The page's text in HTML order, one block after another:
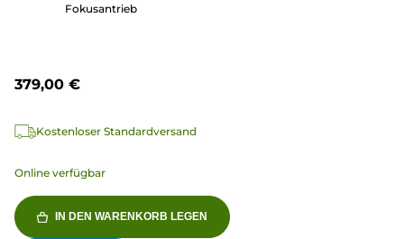
Fokusantrieb
379,00 €
Kostenloser Standardversand
Online verfügbar
IN DEN WARENKORB LEGEN